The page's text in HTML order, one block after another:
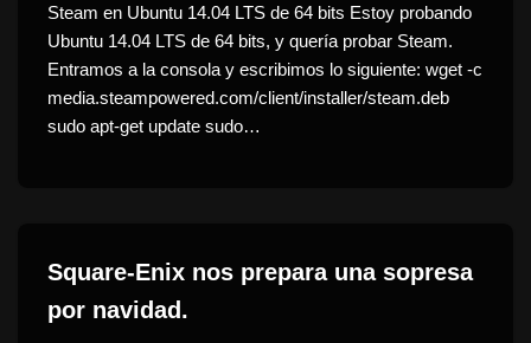
Steam en Ubuntu 14.04 LTS de 64 bits Estoy probando
Ubuntu 14.04 LTS de 64 bits, y quería probar Steam.
Entramos a la consola y escribimos lo siguiente: wget -c
media.steampowered.com/client/installer/steam.deb
sudo apt-get update sudo…
Square-Enix nos prepara una sopresa
por navidad.